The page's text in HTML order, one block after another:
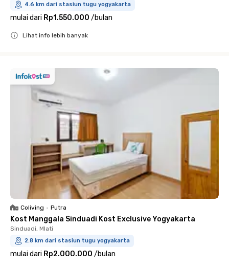
4.6 km dari stasiun tugu yogyakarta
mulai dari Rp1.550.000 /bulan
Lihat info lebih banyak
Coliving • Putra
Kost Manggala Sinduadi Kost Exclusive Yogyakarta
Sinduadi, Mlati
2.8 km dari stasiun tugu yogyakarta
mulai dari Rp2.000.000 /bulan